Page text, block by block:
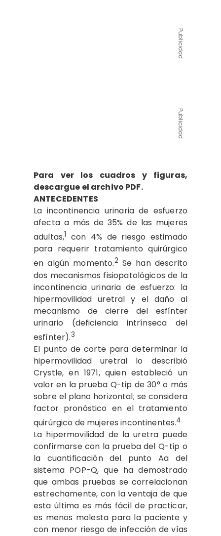
Publicidad
Publicidad
Para ver los cuadros y figuras,
descargue el archivo PDF.
ANTECEDENTES
La incontinencia urinaria de esfuerzo
afecta a más de 35% de las mujeres
adultas,1 con 4% de riesgo estimado
para requerir tratamiento quirúrgico
en algún momento.2 Se han descrito
dos mecanismos fisiopatológicos de la
incontinencia urinaria de esfuerzo: la
hipermovilidad uretral y el daño al
mecanismo de cierre del esfínter
urinario (deficiencia intrínseca del
esfínter).3
El punto de corte para determinar la
hipermovilidad uretral lo describió
Crystle, en 1971, quien estableció un
valor en la prueba Q-tip de 30° o más
sobre el plano horizontal; se considera
factor pronóstico en el tratamiento
quirúrgico de mujeres incontinentes.4
La hipermovilidad de la uretra puede
confirmarse con la prueba del Q-tip o
la cuantificación del punto Aa del
sistema POP-Q, que ha demostrado
que ambas pruebas se correlacionan
estrechamente, con la ventaja de que
esta última es más fácil de practicar,
es menos molesta para la paciente y
con menor riesgo de infección de vías